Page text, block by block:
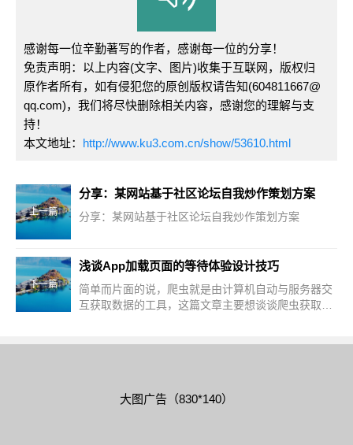
感谢每一位辛勤著写的作者，感谢每一位的分享！
免责声明：以上内容(文字、图片)收集于互联网，版权归
原作者所有，如有侵犯您的原创版权请告知(604811667@
qq.com)，我们将尽快删除相关内容，感谢您的理解与支
持！
本文地址： http://www.ku3.com.cn/show/53610.html
上一篇
分享：某网站基于社区论坛自我炒作策划方案
分享：某网站基于社区论坛自我炒作策划方案
下一篇
浅谈App加载页面的等待体验设计技巧
简单而片面的说，爬虫就是由计算机自动与服务器交
互获取数据的工具，这篇文章主要想谈谈爬虫获取数
大图广告（830*140）